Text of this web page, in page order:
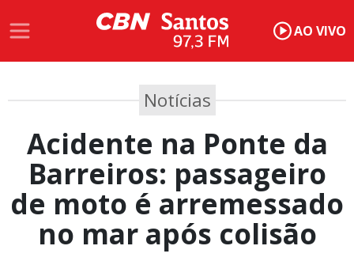
AO VIVO
Notícias
Acidente na Ponte da
Barreiros: passageiro
de moto é arremessado
no mar após colisão